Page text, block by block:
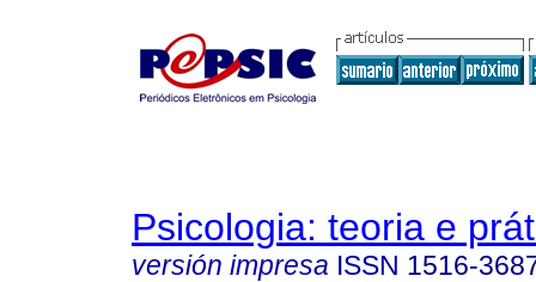
Psicologia: teoria e
versión impresa ISSN 1516-